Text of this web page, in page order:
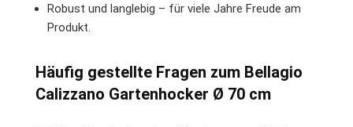
Robust und langlebig – für viele Jahre Freude am
Produkt.
Häufig gestellte Fragen zum Bellagio
Calizzano Gartenhocker Ø 70 cm